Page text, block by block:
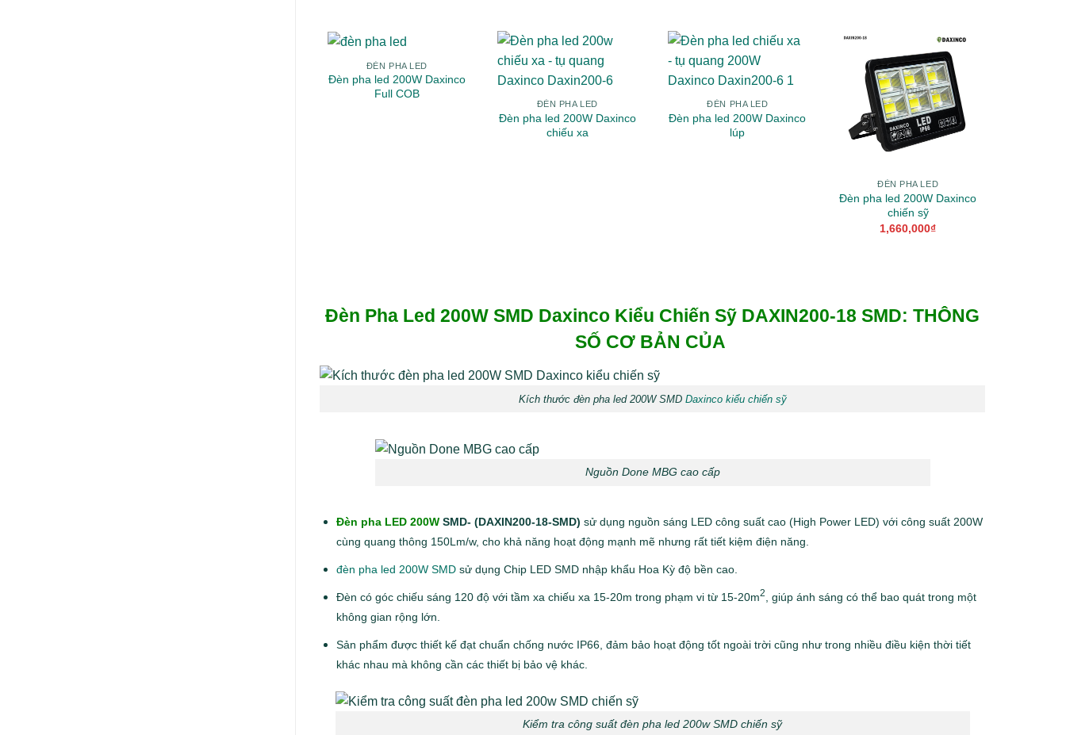
ĐÈN PHA LED
Đèn pha led 200W Daxinco
Full COB
ĐÈN PHA LED
Đèn pha led 200W Daxinco
chiếu xa
ĐÈN PHA LED
Đèn pha led 200W Daxinco
lúp
ĐÈN PHA LED
Đèn pha led 200W Daxinco
chiến sỹ
1,660,000₫
Đèn Pha Led 200W SMD Daxinco Kiểu Chiến Sỹ DAXIN200-18 SMD: THÔNG
SỐ CƠ BẢN CỦA
Kích thước đèn pha led 200W SMD Daxinco kiểu chiến sỹ
Nguồn Done MBG cao cấp
Đèn pha LED 200WSMD- (DAXIN200-18-SMD) sử dụng nguồn sáng LED công suất cao (High Power LED) với công suất 200W
cùng quang thông 150Lm/w, cho khả năng hoạt động mạnh mẽ nhưng rất tiết kiệm điện năng.
đèn pha led 200W SMDsử dụng Chip LED SMD nhập khẩu Hoa Kỳ độ bền cao.
Đèn có góc chiếu sáng 120 độ với tầm xa chiếu xa 15-20m trong phạm vi từ 15-20m2
, giúp ánh sáng có thể bao quát trong một
không gian rộng lớn.
Sản phẩm được thiết kế đạt chuẩn chống nước IP66, đảm bảo hoạt động tốt ngoài trời cũng như trong nhiều điều kiện thời tiết
khác nhau mà không cần các thiết bị bảo vệ khác.
Kiểm tra công suất đèn pha led 200w SMD chiến sỹ